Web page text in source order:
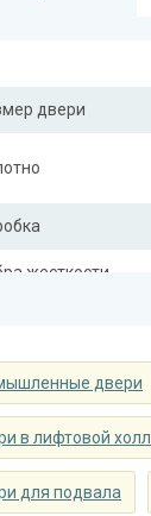
двери
жесткости
замок
двери
в лифтовой холл
для подвала